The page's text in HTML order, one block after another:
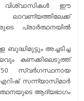
വിശ്വാസികള്‍ ഈ
പ്രാര്‍ത്ഥനയില്‍
ബുദ്ധിമുട്ടും അച്ചടിച്ച
കണക്കിലെടുത്ത്
സ്വര്‍ഗസ്ഥനായ
സന്ന്യാസിമാര്‍
ആദ്യഭാഗം